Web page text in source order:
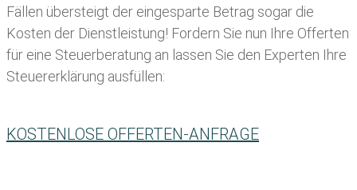
Fällen übersteigt der eingesparte Betrag sogar die
Kosten der Dienstleistung! Fordern Sie nun Ihre Offerten
für eine Steuerberatung an lassen Sie den Experten Ihre
Steuererklärung ausfüllen:
KOSTENLOSE OFFERTEN-ANFRAGE